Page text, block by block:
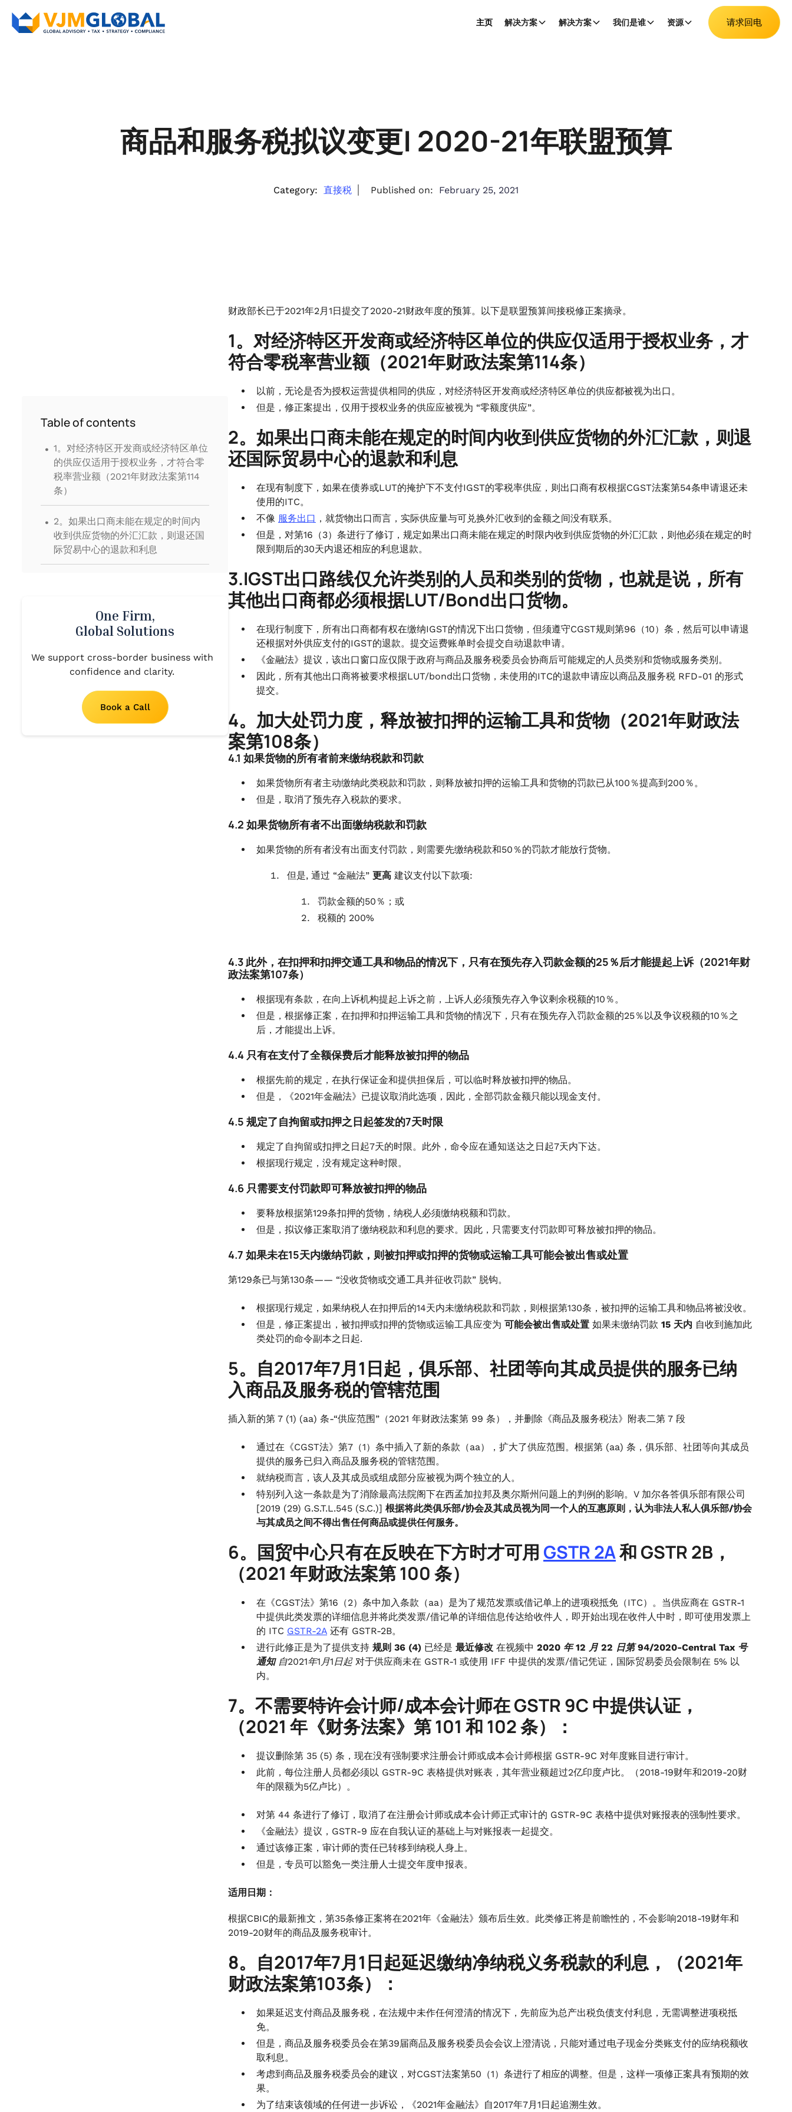
主页 解决方案 解决方案 我们是谁 资源 请求回电
商品和服务税拟议变更| 2020-21年联盟预算
Category: 直接税 Published on: February 25, 2021
Table of contents
. 1。对经济特区开发商或经济特区单位
的供应仅适用于授权业务，才符合零
税率营业额（2021年财政法案第114
条）
. 2。如果出口商未能在规定的时间内
收到供应货物的外汇汇款，则退还国
际贸易中心的退款和利息
口商都必须根据LUT/Bond出口货
. 4。加大处罚力度，释放被扣押的运
输工具和货物（2021年财政法案第
5。自2017年7月1日起，俱乐部、社
团等向其成员提供的服务已纳入商品
One Firm,
Global Solutions
We support cross-border business with
confidence and clarity.
Book a Call
财政部长已于2021年2月1日提交了2020-21财政年度的预算。以下是联盟预算间接税修正案摘录。
1。对经济特区开发商或经济特区单位的供应仅适用于授权业务，才
符合零税率营业额（2021年财政法案第114条）
以前，无论是否为授权运营提供相同的供应，对经济特区开发商或经济特区单位的供应都被视为出口。
但是，修正案提出，仅用于授权业务的供应应被视为 “零额度供应”。
2。如果出口商未能在规定的时间内收到供应货物的外汇汇款，则退
还国际贸易中心的退款和利息
在现有制度下，如果在债券或LUT的掩护下不支付IGST的零税率供应，则出口商有权根据CGST法案第54条申请退还未
使用的ITC。
不像 服务出口 ，就货物出口而言，实际供应量与可兑换外汇收到的金额之间没有联系。
但是，对第16（3）条进行了修订，规定如果出口商未能在规定的时限内收到供应货物的外汇汇款，则他必须在规定的时
限到期后的30天内退还相应的利息退款。
3.IGST出口路线仅允许类别的人员和类别的货物，也就是说，所有
其他出口商都必须根据LUT/Bond出口货物。
在现行制度下，所有出口商都有权在缴纳IGST的情况下出口货物，但须遵守CGST规则第96（10）条，然后可以申请退
还根据对外供应支付的IGST的退款。提交运费账单时会提交自动退款申请。
《金融法》提议，该出口窗口应仅限于政府与商品及服务税委员会协商后可能规定的人员类别和货物或服务类别。
因此，所有其他出口商将被要求根据LUT/bond出口货物，未使用的ITC的退款申请应以商品及服务税 RFD-01 的形式
提交。
4。加大处罚力度，释放被扣押的运输工具和货物（2021年财政法
案第108条）
4.1 如果货物的所有者前来缴纳税款和罚款
如果货物所有者主动缴纳此类税款和罚款，则释放被扣押的运输工具和货物的罚款已从100％提高到200％。
但是，取消了预先存入税款的要求。
4.2 如果货物所有者不出面缴纳税款和罚款
如果货物的所有者没有出面支付罚款，则需要先缴纳税款和50％的罚款才能放行货物。
但是, 通过 “金融法” 更高 建议支付以下款项:
罚款金额的50％；或
税额的 200%
4.3 此外，在扣押和扣押交通工具和物品的情况下，只有在预先存入罚款金额的25％后才能提起上诉（2021年财
政法案第107条）
根据现有条款，在向上诉机构提起上诉之前，上诉人必须预先存入争议剩余税额的10％。
但是，根据修正案，在扣押和扣押运输工具和货物的情况下，只有在预先存入罚款金额的25％以及争议税额的10％之
后，才能提出上诉。
4.4 只有在支付了全额保费后才能释放被扣押的物品
根据先前的规定，在执行保证金和提供担保后，可以临时释放被扣押的物品。
但是，《2021年金融法》已提议取消此选项，因此，全部罚款金额只能以现金支付。
4.5 规定了自拘留或扣押之日起签发的7天时限
规定了自拘留或扣押之日起7天的时限。此外，命令应在通知送达之日起7天内下达。
根据现行规定，没有规定这种时限。
4.6 只需要支付罚款即可释放被扣押的物品
要释放根据第129条扣押的货物，纳税人必须缴纳税额和罚款。
但是，拟议修正案取消了缴纳税款和利息的要求。因此，只需要支付罚款即可释放被扣押的物品。
4.7 如果未在15天内缴纳罚款，则被扣押或扣押的货物或运输工具可能会被出售或处置
第129条已与第130条—— “没收货物或交通工具并征收罚款” 脱钩。
根据现行规定，如果纳税人在扣押后的14天内未缴纳税款和罚款，则根据第130条，被扣押的运输工具和物品将被没收。
但是，修正案提出，被扣押或扣押的货物或运输工具应变为 可能会被出售或处置 如果未缴纳罚款 15 天内 自收到施加此
类处罚的命令副本之日起.
5。自2017年7月1日起，俱乐部、社团等向其成员提供的服务已纳
入商品及服务税的管辖范围
插入新的第 7 (1) (aa) 条-“供应范围”（2021 年财政法案第 99 条），并删除《商品及服务税法》附表二第 7 段
通过在《CGST法》第7（1）条中插入了新的条款（aa），扩大了供应范围。根据第 (aa) 条，俱乐部、社团等向其成员
提供的服务已归入商品及服务税的管辖范围。
就纳税而言，该人及其成员或组成部分应被视为两个独立的人。
特别列入这一条款是为了消除最高法院阁下在西孟加拉邦及奥尔斯州问题上的判例的影响。V 加尔各答俱乐部有限公司
[2019 (29) G.S.T.L.545 (S.C.)] 根据将此类俱乐部/协会及其成员视为同一个人的互惠原则，认为非法人私人俱乐部/协会
与其成员之间不得出售任何商品或提供任何服务。
6。国贸中心只有在反映在下方时才可用 GSTR 2A和 GSTR 2B，
（2021 年财政法案第 100 条）
在《CGST法》第16（2）条中加入条款（aa）是为了规范发票或借记单上的进项税抵免（ITC）。当供应商在 GSTR-1
中提供此类发票的详细信息并将此类发票/借记单的详细信息传达给收件人，即开始出现在收件人中时，即可使用发票上
的 ITC GSTR-2A 还有 GSTR-2B。
进行此修正是为了提供支持 规则 36 (4) 已经是 最近修改 在视频中 2020 年 12 月 22 日第 94/2020-Central Tax 号
通知自2021年1月1日起对于供应商未在 GSTR-1 或使用 IFF 中提供的发票/借记凭证，国际贸易委员会限制在 5% 以
内。
7。不需要特许会计师/成本会计师在 GSTR 9C 中提供认证，
（2021 年《财务法案》第 101 和 102 条）：
提议删除第 35 (5) 条，现在没有强制要求注册会计师或成本会计师根据 GSTR-9C 对年度账目进行审计。
此前，每位注册人员都必须以 GSTR-9C 表格提供对账表，其年营业额超过2亿印度卢比。（2018-19财年和2019-20财
年的限额为5亿卢比）。
对第 44 条进行了修订，取消了在注册会计师或成本会计师正式审计的 GSTR-9C 表格中提供对账报表的强制性要求。
《金融法》提议，GSTR-9 应在自我认证的基础上与对账报表一起提交。
通过该修正案，审计师的责任已转移到纳税人身上。
但是，专员可以豁免一类注册人士提交年度申报表。
适用日期：
根据CBIC的最新推文，第35条修正案将在2021年《金融法》颁布后生效。此类修正将是前瞻性的，不会影响2018-19财年和
2019-20财年的商品及服务税审计。
8。自2017年7月1日起延迟缴纳净纳税义务税款的利息，（2021年
财政法案第103条）：
如果延迟支付商品及服务税，在法规中未作任何澄清的情况下，先前应为总产出税负债支付利息，无需调整进项税抵
免。
但是，商品及服务税委员会在第39届商品及服务税委员会会议上澄清说，只能对通过电子现金分类账支付的应纳税额收
取利息。
考虑到商品及服务税委员会的建议，对CGST法案第50（1）条进行了相应的调整。但是，这样一项修正案具有预期的效
果。
为了结束该领域的任何进一步诉讼，《2021年金融法》自2017年7月1日起追溯生效。